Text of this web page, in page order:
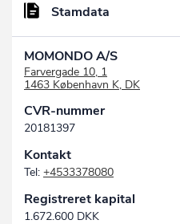
Stamdata
MOMONDO A/S
Farvergade 10, 1
1463 København K, DK
CVR-nummer
20181397
Kontakt
Tel: +4533378080
Registreret kapital
1.672.600 DKK